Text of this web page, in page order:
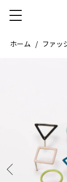
ホーム ファッ